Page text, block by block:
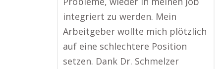
integriert zu werden. Mein
Arbeitgeber wollte mich plötzlich
auf eine schlechtere Position
setzen. Dank Dr. Schmelzer